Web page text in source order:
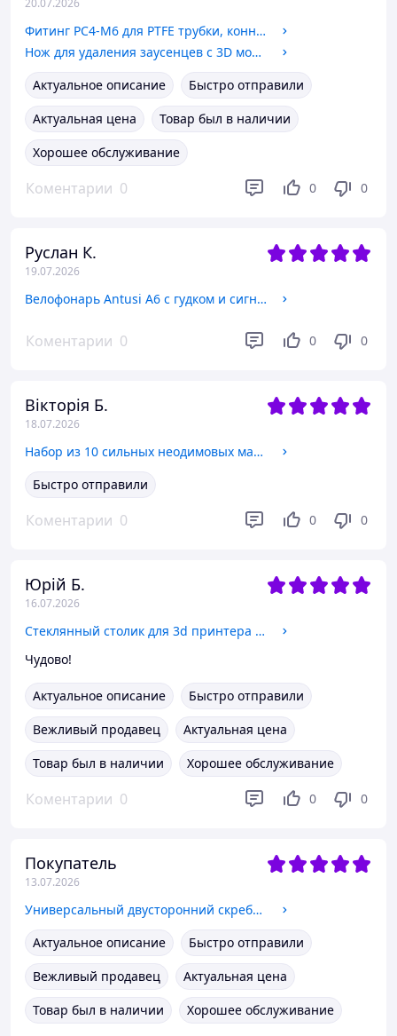
20.07.2026
Фитинг PC4-M6 для PTFE трубки, коннектор Bowden MK8 E3D, пневмофитинг для 3D-принтера
Нож для удаления заусенцев с 3D моделей
Актуальное описание
Быстро отправили
Актуальная цена
Товар был в наличии
Хорошее обслуживание
Коментарии 0 0 0
Руслан К.
19.07.2026
Велофонарь Antusi A6 с гудком и сигнализацией
Коментарии 0 0 0
Вікторія Б.
18.07.2026
Набор из 10 сильных неодимовых магнитов 30x10 мм
Быстро отправили
Коментарии 0 0 0
Юрій Б.
16.07.2026
Стеклянный столик для 3d принтера Flying Bear Aone2 (Flying Bear)
Чудово!
Актуальное описание
Быстро отправили
Вежливый продавец
Актуальная цена
Товар был в наличии
Хорошее обслуживание
Коментарии 0 0 0
Покупатель
13.07.2026
Универсальный двусторонний скребок с 20 лезвиями
Актуальное описание
Быстро отправили
Вежливый продавец
Актуальная цена
Товар был в наличии
Хорошее обслуживание